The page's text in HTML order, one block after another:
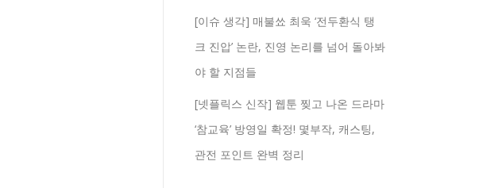
[이슈 생각] 매불쑈 최욱 ‘전두환식 탱
크 진압’ 논란, 진영 논리를 넘어 돌아봐
야 할 지점들
[넷플릭스 신작] 웹툰 찢고 나온 드라마
‘참교육’ 방영일 확정! 몇부작, 캐스팅,
관전 포인트 완벽 정리